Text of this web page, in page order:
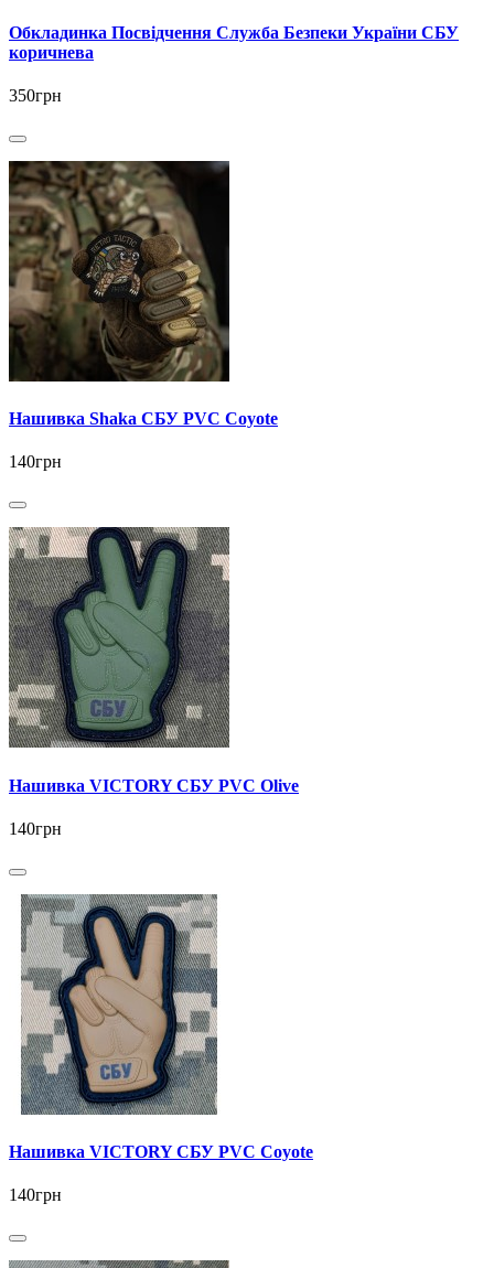
Обкладинка Посвідчення Служба Безпеки України СБУ
коричнева
350грн
Нашивка Shaka СБУ PVC Coyote
140грн
Нашивка VICTORY СБУ PVC Olive
140грн
Нашивка VICTORY СБУ PVC Coyote
140грн